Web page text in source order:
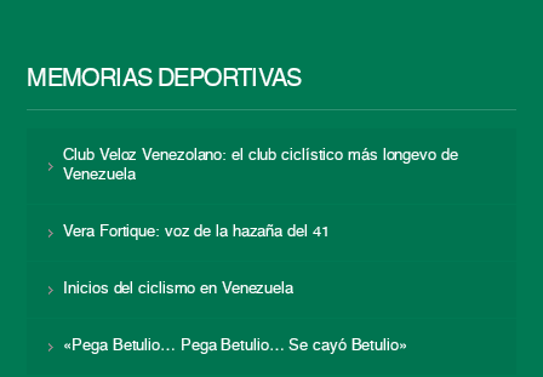
MEMORIAS DEPORTIVAS
Club Veloz Venezolano: el club ciclístico más longevo de
Venezuela
Vera Fortique: voz de la hazaña del 41
Inicios del ciclismo en Venezuela
«Pega Betulio… Pega Betulio… Se cayó Betulio»